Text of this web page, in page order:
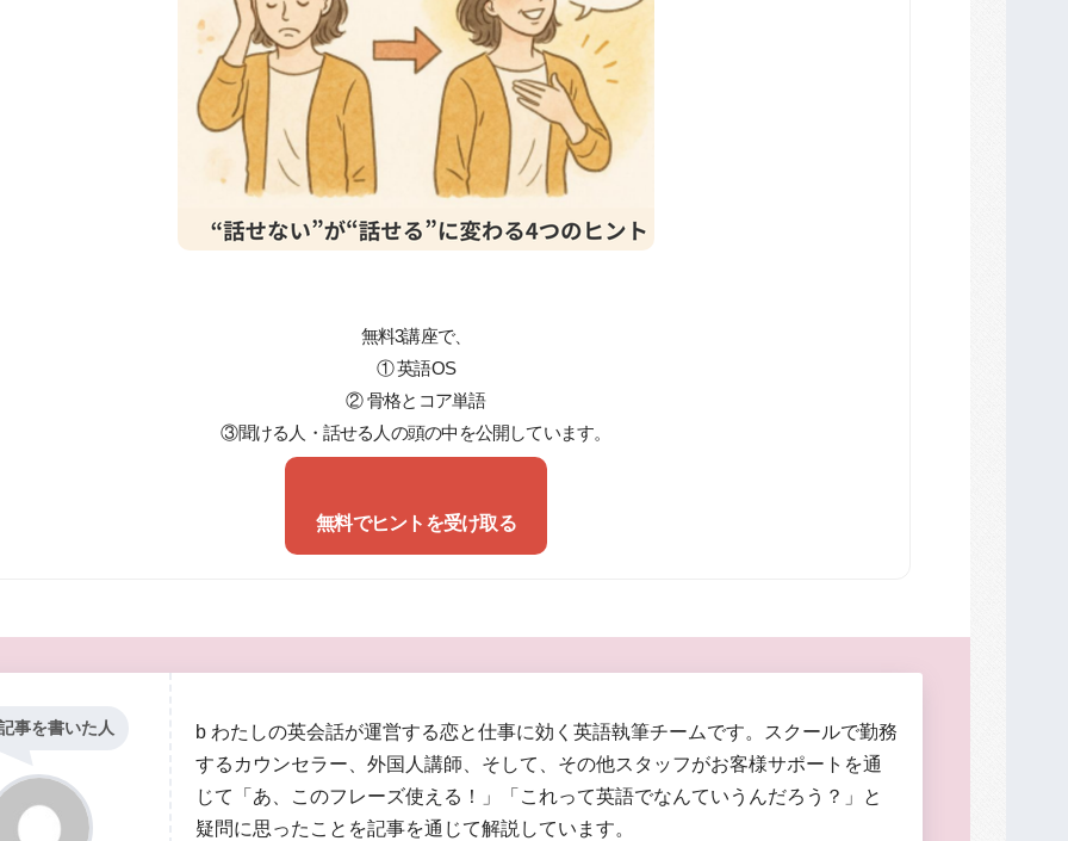
無料3講座で、
① 英語OS
② 骨格とコア単語
③聞ける人・話せる人の頭の中を公開しています。
無料でヒントを受け取る
事を書いた人
b わたしの英会話が運営する恋と仕事に効く英語執筆チームです。スクールで勤務
するカウンセラー、外国人講師、そして、その他スタッフがお客様サポートを通
じて「あ、このフレーズ使える！」「これって英語でなんていうんだろう？」と
疑問に思ったことを記事を通じて解説しています。